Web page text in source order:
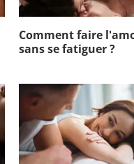
Comment faire
sans se fatiguer ?